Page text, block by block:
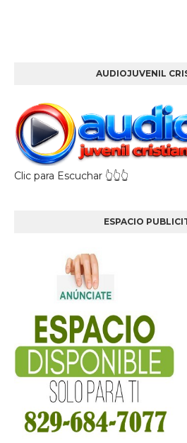
AUDIOJUVENIL
Clic para Escuchar 👆👆👆
ESPACIO